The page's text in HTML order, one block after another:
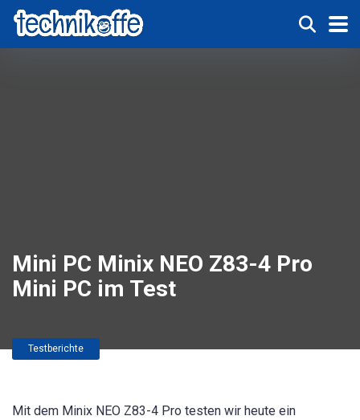
Mini PC Minix NEO Z83-4 Pro
Mini PC im Test
Testberichte
Mit dem Minix NEO Z83-4 Pro testen wir heute ein